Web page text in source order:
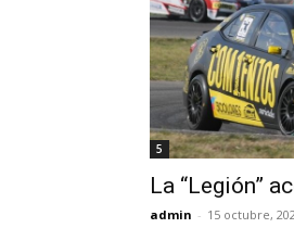
5
La “Legión”
admin - 15 octubre,